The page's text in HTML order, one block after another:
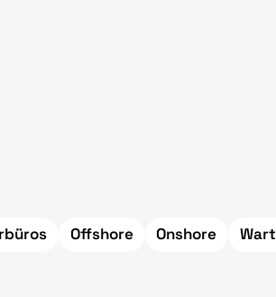
Offshore Onshore